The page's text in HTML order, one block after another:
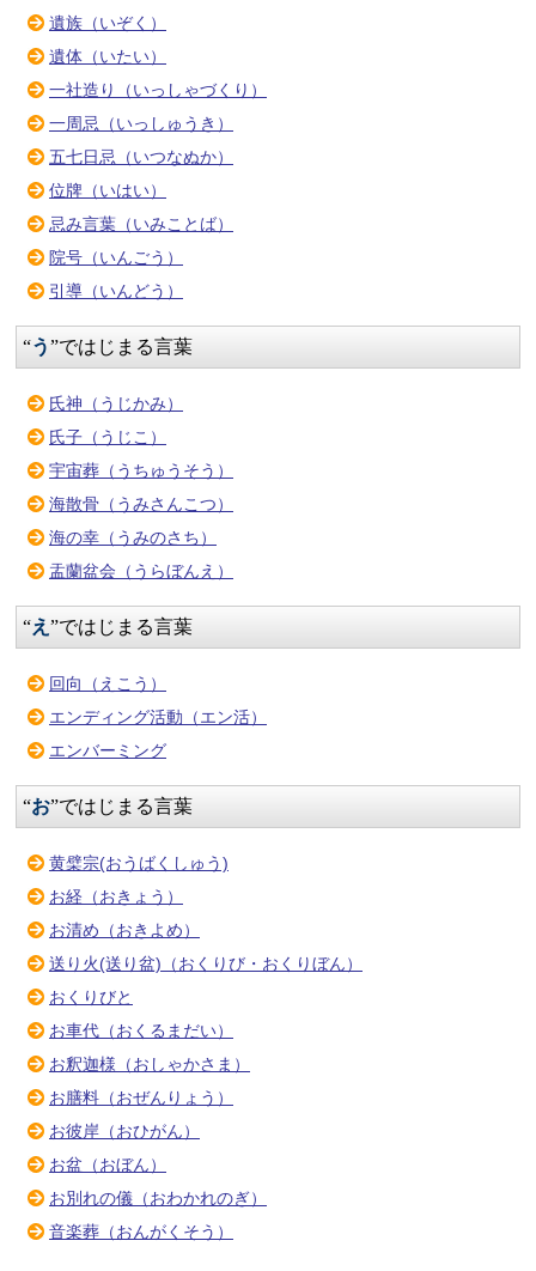
遺族（いぞく）
遺体（いたい）
一社造り（いっしゃづくり）
一周忌（いっしゅうき）
五七日忌（いつなぬか）
位牌（いはい）
忌み言葉（いみことば）
院号（いんごう）
引導（いんどう）
“う”ではじまる言葉
氏神（うじかみ）
氏子（うじこ）
宇宙葬（うちゅうそう）
海散骨（うみさんこつ）
海の幸（うみのさち）
盂蘭盆会（うらぼんえ）
“え ”ではじまる言葉
回向（えこう）
エンディング活動（エン活）
エンバーミング
“お”ではじまる言葉
黄檗宗(おうばくしゅう)
お経（おきょう）
お清め（おきよめ）
送り火(送り盆)（おくりび・おくりぼん）
おくりびと
お車代（おくるまだい）
お釈迦様（おしゃかさま）
お膳料（おぜんりょう）
お彼岸（おひがん）
お盆（おぼん）
お別れの儀（おわかれのぎ）
音楽葬（おんがくそう）